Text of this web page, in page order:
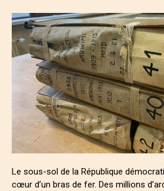
Le sous-sol de la République
cœur d’un bras de fer. Des millions